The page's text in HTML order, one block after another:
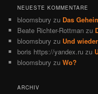
NEUESTE KOMMENTARE
bloomsbury zu Das
Beate Richter-Rottman zu
bloomsbury zu Und
boris https://yandex.ru zu
bloomsbury zuWo?
ARCHIV